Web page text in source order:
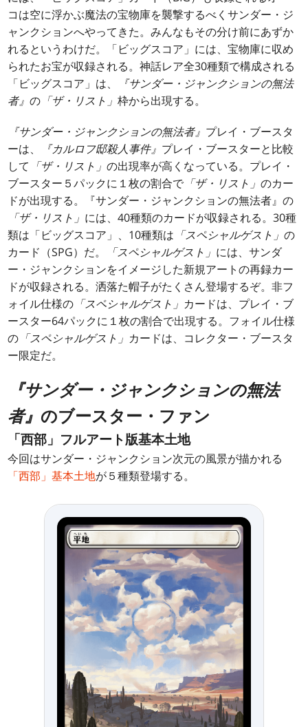
コは空に浮かぶ魔法の宝物庫を襲撃するべくサンダー・ジ
ャンクションへやってきた。みんなもその分け前にあずか
れるというわけだ。「ビッグスコア」には、宝物庫に収め
られたお宝が収録される。神話レア全30種類で構成される
「ビッグスコア」は、
『サンダー・ジャンクションの無法
者』の 「ザ・リスト」枠から出現する。
『サンダー・ジャンクションの無法者』 プレイ・ブースタ
ーは、
『カルロフ邸殺人事件』 プレイ・ブースターと比較
して 「ザ・リスト」の出現率が高くなっている。プレイ・
ブースター５パックに１枚の割合で 「ザ・リスト」のカー
ドが出現する。『サンダー・ジャンクションの無法者』の
「ザ・リスト」 には、40種類のカードが収録される。30種
類は「ビッグスコア」、10種類は 「スペシャルゲスト」の
カード（SPG）だ。
「スペシャルゲスト」 には、サンダ
ー・ジャンクションをイメージした新規アートの再録カー
ドが収録される。洒落た帽子がたくさん登場するぞ。非フ
ォイル仕様の 「スペシャルゲスト」 カードは、プレイ・ブ
ースター64パックに１枚の割合で出現する。フォイル仕様
の 「スペシャルゲスト」 カードは、コレクター・ブースタ
ー限定だ。
『サンダー・ジャンクションの無法
者』 のブースター・ファン
「西部」フルアート版基本土地
今回はサンダー・ジャンクション次元の風景が描かれる
「西部」基本土地が５種類登場する。